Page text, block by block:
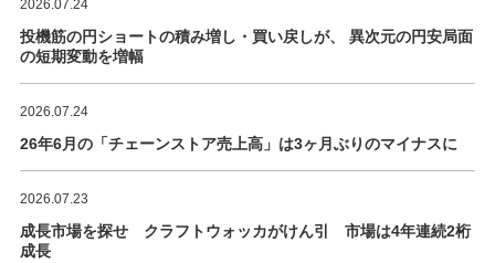
2026.07.24
投機筋の円ショートの積み増し・買い戻しが、 異次元の円安局面
の短期変動を増幅
2026.07.24
26年6月の「チェーンストア売上高」は3ヶ月ぶりのマイナスに
2026.07.23
成長市場を探せ クラフトウォッカがけん引 市場は4年連続2桁
成長